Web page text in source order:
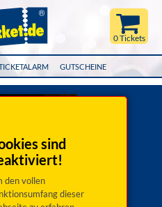
GUTSCHEINE
0 Tickets
sind
den vollen
dieser